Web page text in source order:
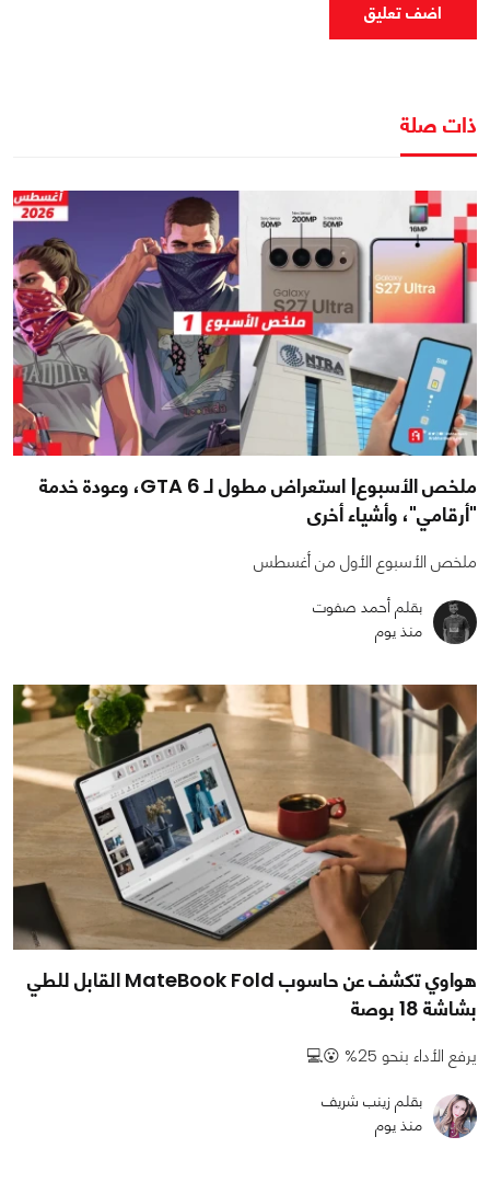
اضف تعليق
ذات صلة
ملخص الأسبوع| استعراض مطول لـ GTA 6، وعودة خدمة
"أرقامي"، وأشياء أخرى
ملخص الأسبوع الأول من أغسطس
بقلم أحمد صفوت
منذ يوم
هواوي تكشف عن حاسوب MateBook Fold القابل للطي
بشاشة 18 بوصة
يرفع الأداء بنحو 25% 😮💻
بقلم زينب شريف
منذ يوم